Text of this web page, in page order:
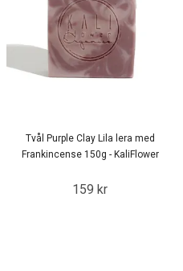
Tvål Purple Clay Lila lera med
Frankincense 150g - KaliFlower
159 kr